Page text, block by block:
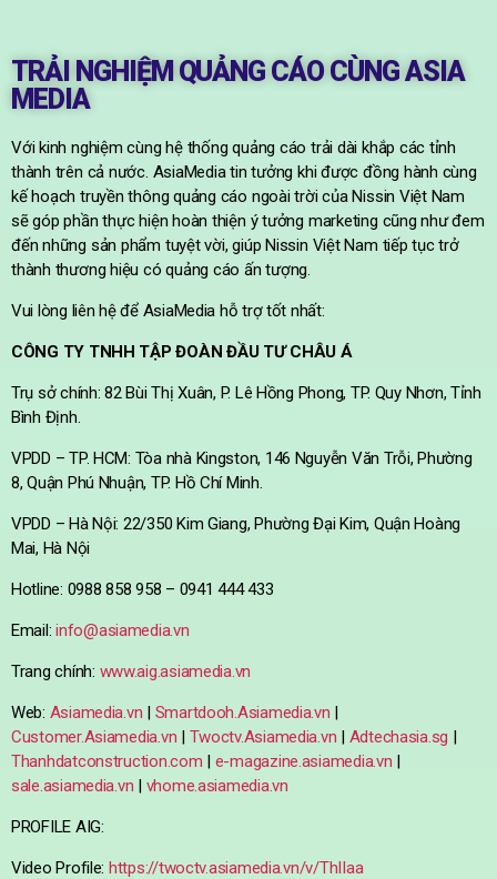
TRẢI NGHIỆM QUẢNG CÁO CÙNG ASIA
MEDIA
Với kinh nghiệm cùng hệ thống quảng cáo trải dài khắp các tỉnh
thành trên cả nước. AsiaMedia tin tưởng khi được đồng hành cùng
kế hoạch truyền thông quảng cáo ngoài trời của Nissin Việt Nam
sẽ góp phần thực hiện hoàn thiện ý tưởng marketing cũng như đem
đến những sản phẩm tuyệt vời, giúp Nissin Việt Nam tiếp tục trở
thành thương hiệu có quảng cáo ấn tượng.
Vui lòng liên hệ để AsiaMedia hỗ trợ tốt nhất:
CÔNG TY TNHH TẬP ĐOÀN ĐẦU TƯ CHÂU Á
Trụ sở chính: 82 Bùi Thị Xuân, P. Lê Hồng Phong, TP. Quy Nhơn, Tỉnh
Bình Định.
VPDD – TP. HCM: Tòa nhà Kingston, 146 Nguyễn Văn Trỗi, Phường
8, Quận Phú Nhuận, TP. Hồ Chí Minh.
VPDD – Hà Nội: 22/350 Kim Giang, Phường Đại Kim, Quận Hoàng
Mai, Hà Nội
Hotline: 0988 858 958 – 0941 444 433
Email:info@asiamedia.vn
Trang chính: www.aig.asiamedia.vn
Web: Asiamedia.vn | Smartdooh.Asiamedia.vn |
Customer.Asiamedia.vn | Twoctv.Asiamedia.vn | Adtechasia.sg |
Thanhdatconstruction.com | e-magazine.asiamedia.vn |
sale.asiamedia.vn | vhome.asiamedia.vn
PROFILE AIG:
Video Profile: https://twoctv.asiamedia.vn/v/ThIIaa